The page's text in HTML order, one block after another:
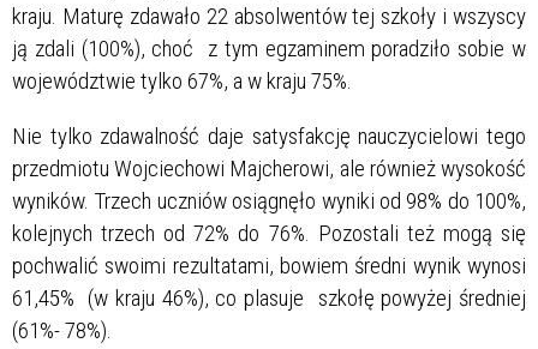
kraju. Maturę zdawało 22 absolwentów tej szkoły i wszyscy
ją zdali (100%), choć z tym egzaminem poradziło sobie w
województwie tylko 67%, a w kraju 75%.
Nie tylko zdawalność daje satysfakcję nauczycielowi tego
przedmiotu Wojciechowi Majcherowi, ale również wysokość
wyników. Trzech uczniów osiągnęło wyniki od 98% do 100%,
kolejnych trzech od 72% do 76%. Pozostali też mogą się
pochwalić swoimi rezultatami, bowiem średni wynik wynosi
61,45% (w kraju 46%), co plasuje szkołę powyżej średniej
(61%- 78%).